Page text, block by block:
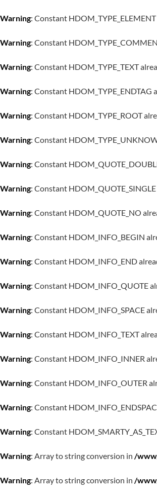
Warning: Constant
Warning: Constant
Warning: Constant HDOM_TYPE_TEXT
Warning: Constant HDOM_TYPE_ENDTAG
Warning: Constant HDOM_TYPE_ROOT
Warning: Constant
Warning: Constant
Warning: Constant
Warning: Constant HDOM_QUOTE_NO
Warning: Constant HDOM_INFO_BEGIN
Warning: Constant HDOM_INFO_END
Warning: Constant HDOM_INFO_QUOTE
Warning: Constant HDOM_INFO_SPACE
Warning: Constant HDOM_INFO_TEXT
Warning: Constant HDOM_INFO_INNER
Warning: Constant HDOM_INFO_OUTER
Warning: Constant
Warning: Constant
Warning: Array to string conversion in /
Warning: Array to string conversion in /